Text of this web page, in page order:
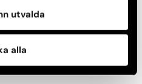
utvalda
alla
≥